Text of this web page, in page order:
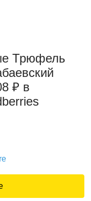
Трюфель
₽ в